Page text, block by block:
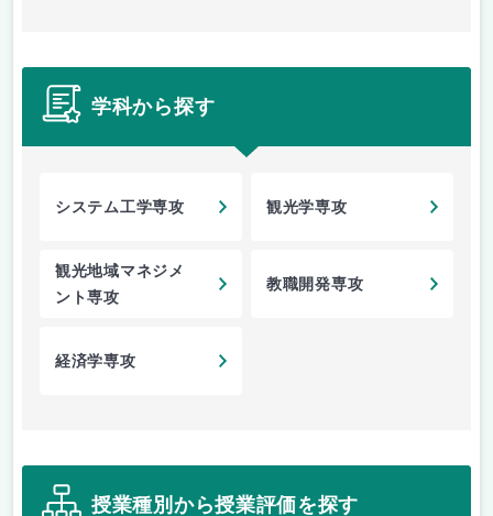
学科から探す
システム工学専攻 観光学専攻
観光地域マネジメ
ント専攻
教職開発専攻
経済学専攻
授業種別から授業評価を探す